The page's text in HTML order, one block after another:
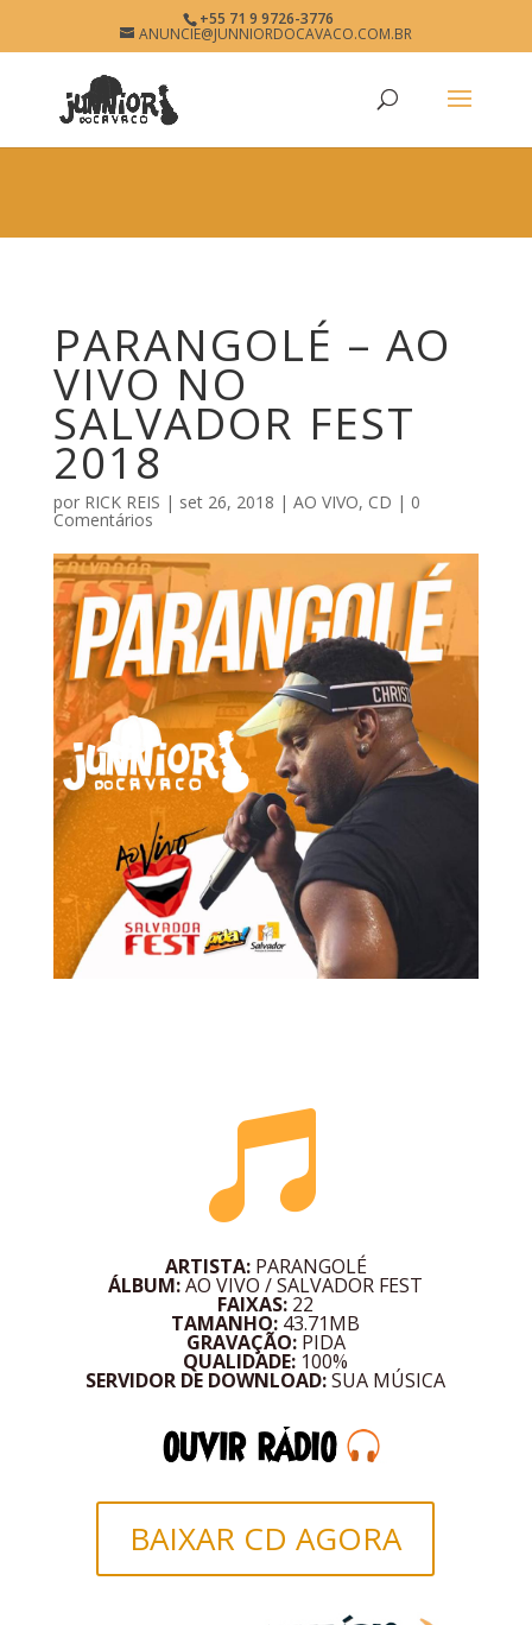
PARANGOLÉ
www.junniordocavaco.com.br
+55 71 9 9726-3776
ANUNCIE@JUNNIORDOCAVACO.COM.BR
PARANGOLÉ – AO
VIVO NO
SALVADOR FEST
2018
por RICK REIS | set 26, 2018 | AO VIVO, CD | 0
Comentários

ARTISTA:PARANGOLÉ
ÁLBUM:AO VIVO / SALVADOR FEST
FAIXAS: 22
TAMANHO: 43.71MB
GRAVAÇÃO:PIDA
QUALIDADE: 100%
SERVIDOR DE DOWNLOAD:SUA MÚSICA
BAIXAR CD AGORA
× Free - In Google Play View